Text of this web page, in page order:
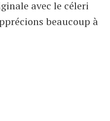
avec le céleri
beaucoup à